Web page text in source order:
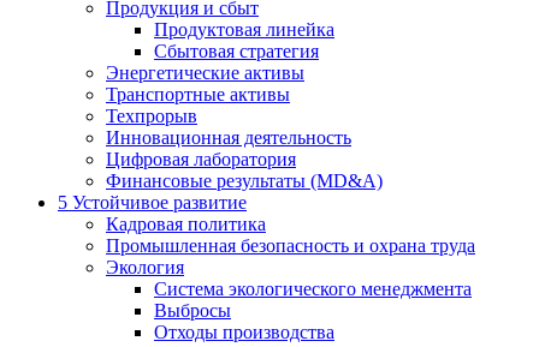
Продукция и сбыт
Продуктовая линейка
Сбытовая стратегия
Энергетические активы
Транспортные активы
Техпрорыв
Инновационная деятельность
Цифровая лаборатория
Финансовые результаты (MD&A)
5 Устойчивое развитие
Кадровая политика
Промышленная безопасность и охрана труда
Экология
Система экологического менеджмента
Выбросы
Отходы производства